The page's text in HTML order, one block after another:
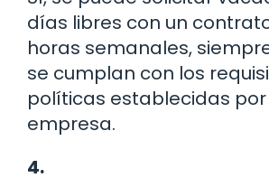
días libres con un
horas semanales,
se cumplan con los
políticas establecidas por
empresa.
4.